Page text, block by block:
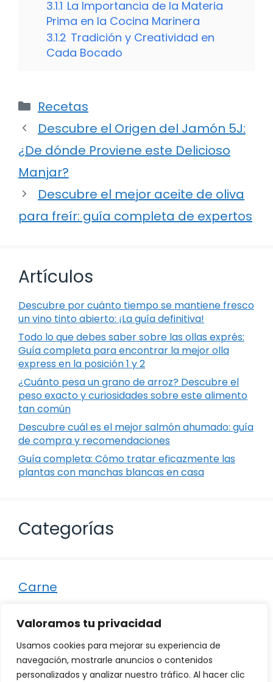
Valoramos tu privacidad
Usamos cookies para mejorar su experiencia de
navegación, mostrarle anuncios o contenidos
personalizados y analizar nuestro tráfico. Al hacer clic
3.1.1 La Importancia de la Materia
Prima en la Cocina Marinera
3.1.2 Tradición y Creatividad en
Cada Bocado
Categorías
Recetas
Descubre el Origen del Jamón 5J:
¿De dónde Proviene este Delicioso
Manjar?
Descubre el mejor aceite de oliva
para freír: guía completa de expertos
Artículos
Descubre por cuánto tiempo se mantiene fresco
un vino tinto abierto: ¡La guía definitiva!
Todo lo que debes saber sobre las ollas exprés:
Guía completa para encontrar la mejor olla
express en la posición 1 y 2
¿Cuánto pesa un grano de arroz? Descubre el
peso exacto y curiosidades sobre este alimento
tan común
Descubre cuál es el mejor salmón ahumado: guía
de compra y recomendaciones
Guía completa: Cómo tratar eficazmente las
plantas con manchas blancas en casa
Categorías
Carne
Otro